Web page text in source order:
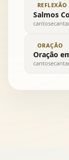
REFLEXÃO
Salmos
ORAÇÃO
Oração